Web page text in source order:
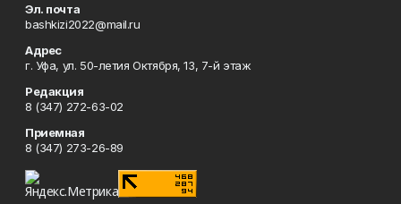
Эл. почта
bashkizi2022@mail.ru
Адрес
г. Уфа, ул. 50-летия Октября, 13, 7-й этаж
Редакция
8 (347) 272-63-02
Приемная
8 (347) 273-26-89